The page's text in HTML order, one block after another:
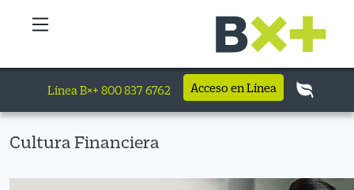
Línea B×+ 800 837 6762 Acceso en Línea
Cultura Financiera